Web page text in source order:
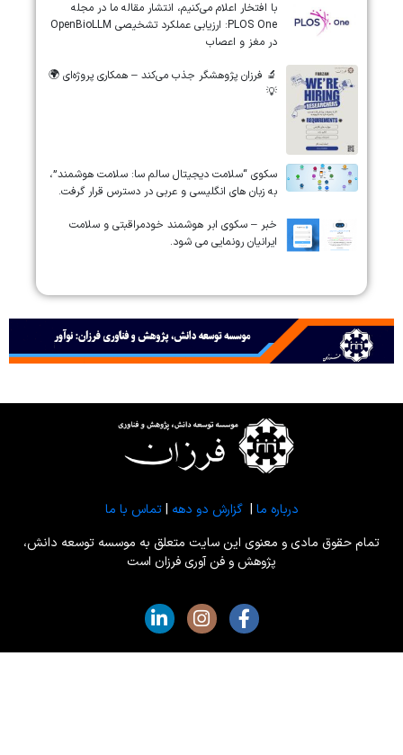
‏‏‏با افتخار اعلام می‌کنیم، انتشار مقاله ما در مجله
‎PLOS One‎: ارزیابی عملکرد تشخیصی ‎OpenBioLLM‎
در مغز و اعصاب
🔬 فرزان پژوهشگر جذب می‌کند – همکاری پروژه‌ای 🌍
💡
سکوی “سلامت دیجیتال سالم سا: سلامت هوشمند”،
به زبان های انگلیسی و عربی در دسترس قرار گرفت.
خبر – سکوی ابر هوشمند خودمراقبتی و سلامت
ایرانیان رونمایی می شود.
درباره ما|گزارش دو دهه| تماس با ما
حقوق مادی و معنوی این سایت متعلق به موسسه توسعه دانش،
پژوهش و فن آوری فرزان است